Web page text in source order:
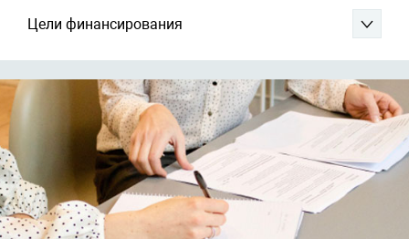
Цели финансирования